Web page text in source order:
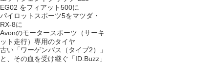
EG02 をフィアット500に
パイロットスポーツ5をマツダ・
RX-8に
Avonのモータースポーツ（サーキ
ット走行）専用のタイヤ
古い「ワーゲンバス（タイプ2）」
と、その血を受け継ぐ「ID.Buzz」